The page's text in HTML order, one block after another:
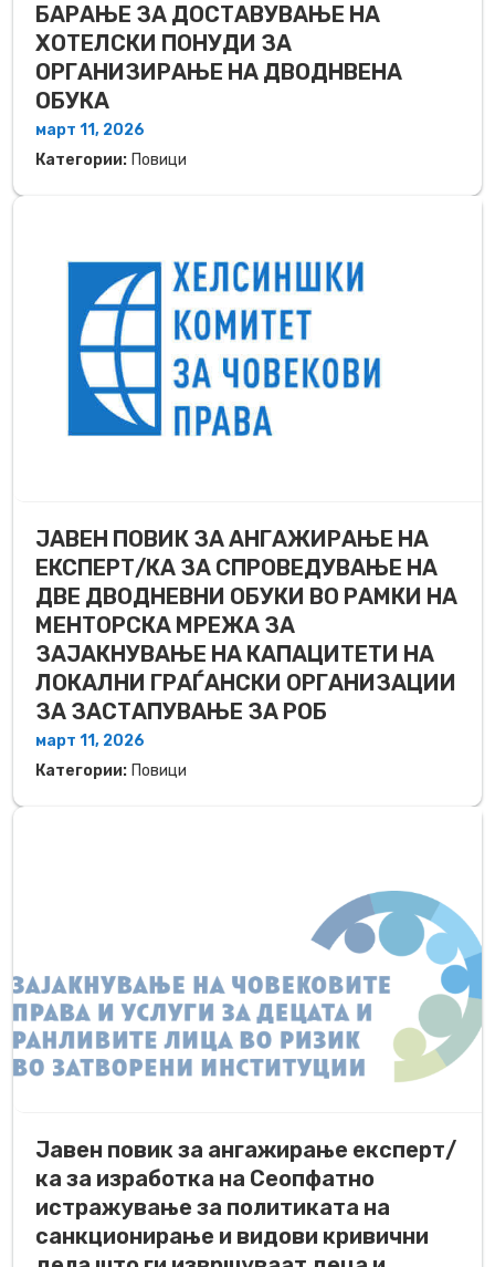
БАРАЊЕ ЗА ДОСТАВУВАЊЕ НA
ХОТЕЛСКИ ПОНУДИ ЗА
ОРГАНИЗИРАЊЕ НА ДВОДНВЕНА
ОБУКА
март 11, 2026
Категории: Повици
ЈАВЕН ПОВИК ЗА АНГАЖИРАЊЕ НА
ЕКСПЕРТ/КА ЗА СПРОВЕДУВАЊЕ НА
ДВЕ ДВОДНЕВНИ ОБУКИ ВО РАМКИ НА
МЕНТОРСКА МРЕЖА ЗА
ЗАЈАКНУВАЊЕ НА КАПАЦИТЕТИ НА
ЛОКАЛНИ ГРАЃАНСКИ ОРГАНИЗАЦИИ
ЗА ЗАСТАПУВАЊЕ ЗА РОБ
март 11, 2026
Категории: Повици
Јавен повик за ангажирање експерт/
ка за изработка на Сeопфатно
истражување за политиката на
санкционирање и видови кривични